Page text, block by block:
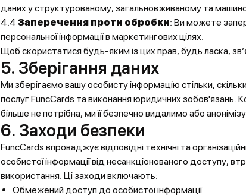
даних у структурованому, загальновживаному та
4.4 Заперечення проти обробки: Ви можете
персональної інформації в маркетингових цілях.
Щоб скористатися будь-яким із цих прав, будь ласка,
5. Зберігання даних
Ми зберігаємо вашу особисту інформацію стільки,
послуг FuncCards та виконання юридичних зобов'язань.
більше не потрібна, ми її безпечно видалимо або
6. Заходи безпеки
FunсCards впроваджує відповідні технічні та
особистої інформації від несанкціонованого доступу,
використання. Ці заходи включають:
Обмежений доступ до особистої інформації